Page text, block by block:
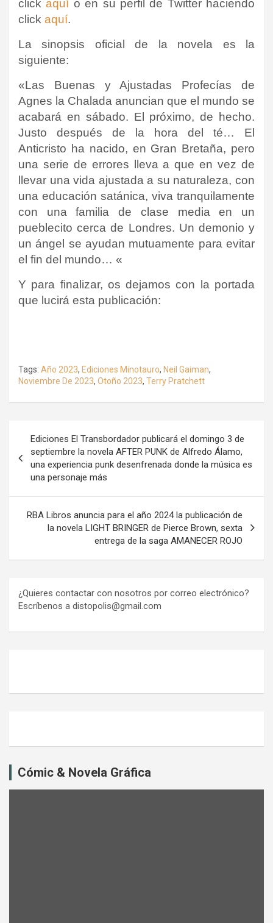
clickaquí o en su perfil de Twitter haciendo
click aquí.
La sinopsis oficial de la novela es la
siguiente:
«Las Buenas y Ajustadas Profecías de
Agnes la Chalada anuncian que el mundo se
acabará en sábado. El próximo, de hecho.
Justo después de la hora del té… El
Anticristo ha nacido, en Gran Bretaña, pero
una serie de errores lleva a que en vez de
llevar una vida ajustada a su naturaleza, con
una educación satánica, viva tranquilamente
con una familia de clase media en un
pueblecito cerca de Londres. Un demonio y
un ángel se ayudan mutuamente para evitar
el fin del mundo… «
Y para finalizar, os dejamos con la portada
que lucirá esta publicación:
Tags: Año 2023, Ediciones Minotauro, Neil Gaiman,
Noviembre De 2023, Otoño 2023, Terry Pratchett
entradas
Ediciones El Transbordador publicará el domingo 3 de
septiembre la novela AFTER PUNK de Alfredo Álamo,
una experiencia punk desenfrenada donde la música es
una personaje más
RBA Libros anuncia para el año 2024 la publicación de
la novela LIGHT BRINGER de Pierce Brown, sexta
entrega de la saga AMANECER ROJO
¿Quieres contactar con nosotros por correo electrónico?
Escríbenos a distopolis@gmail.com
Cómic & Novela Gráfica